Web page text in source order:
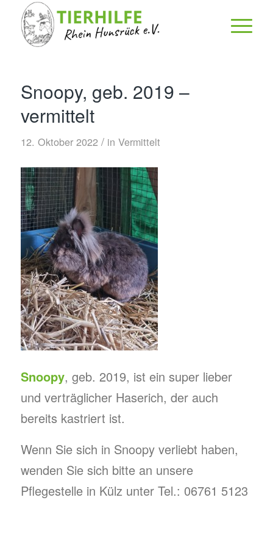
Snoopy, geb. 2019 –
vermittelt
12. Oktober 2022 / in Vermittelt
Snoopy, geb. 2019, ist ein super lieber
und verträglicher Haserich, der auch
bereits kastriert ist.
Wenn Sie sich in Snoopy verliebt haben,
wenden Sie sich bitte an unsere
Pflegestelle in Külz unter Tel.: 06761 5123